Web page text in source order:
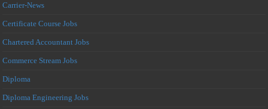
Carrier-News
Certificate Course Jobs
Chartered Accountant Jobs
Commerce Stream Jobs
Diploma
Diploma Engineering Jobs